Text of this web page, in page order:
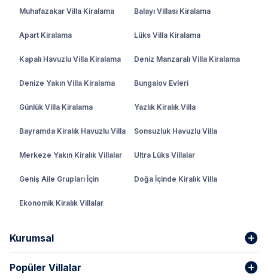
Muhafazakar Villa Kiralama Balayı Villası Kiralama
Apart Kiralama Lüks Villa Kiralama
Kapalı Havuzlu Villa Kiralama Deniz Manzaralı Villa Kiralama
Denize Yakın Villa Kiralama Bungalov Evleri
Günlük Villa Kiralama Yazlık Kiralık Villa
Bayramda Kiralık Havuzlu Villa Sonsuzluk Havuzlu Villa
Merkeze Yakın Kiralık Villalar Ultra Lüks Villalar
Geniş Aile Grupları İçin Doğa İçinde Kiralık Villa
Ekonomik Kiralık Villalar
Kurumsal
Hakkımızda
Popüler Villalar